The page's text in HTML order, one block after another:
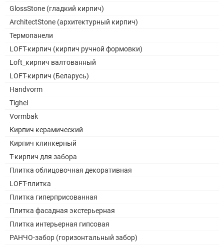
GlossStone (гладкий кирпич)
ArchitectStone (архитектурный кирпич)
Термопанели
LOFT-кирпич (кирпич ручной формовки)
Loft_кирпич валтованный
LOFT-кирпич (Беларусь)
Handvorm
Tighel
Vormbak
Кирпич керамический
Кирпич клинкерный
Т-кирпич для забора
Плитка облицовочная декоративная
LOFT-плитка
Плитка гиперприсованная
Плитка фасадная экстерьерная
Плитка интерьерная гипсовая
РАНЧО-забор (горизонтальный забор)